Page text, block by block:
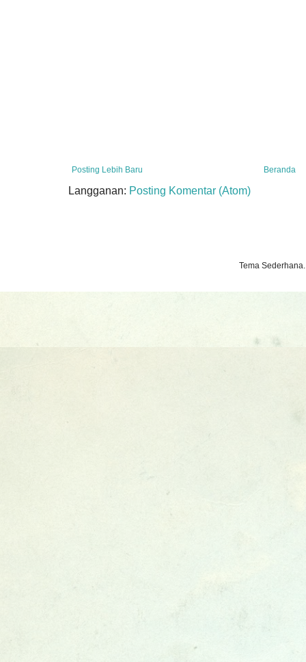
Posting Lebih Baru Beranda
Langganan: Posting Komentar (Atom)
Tema